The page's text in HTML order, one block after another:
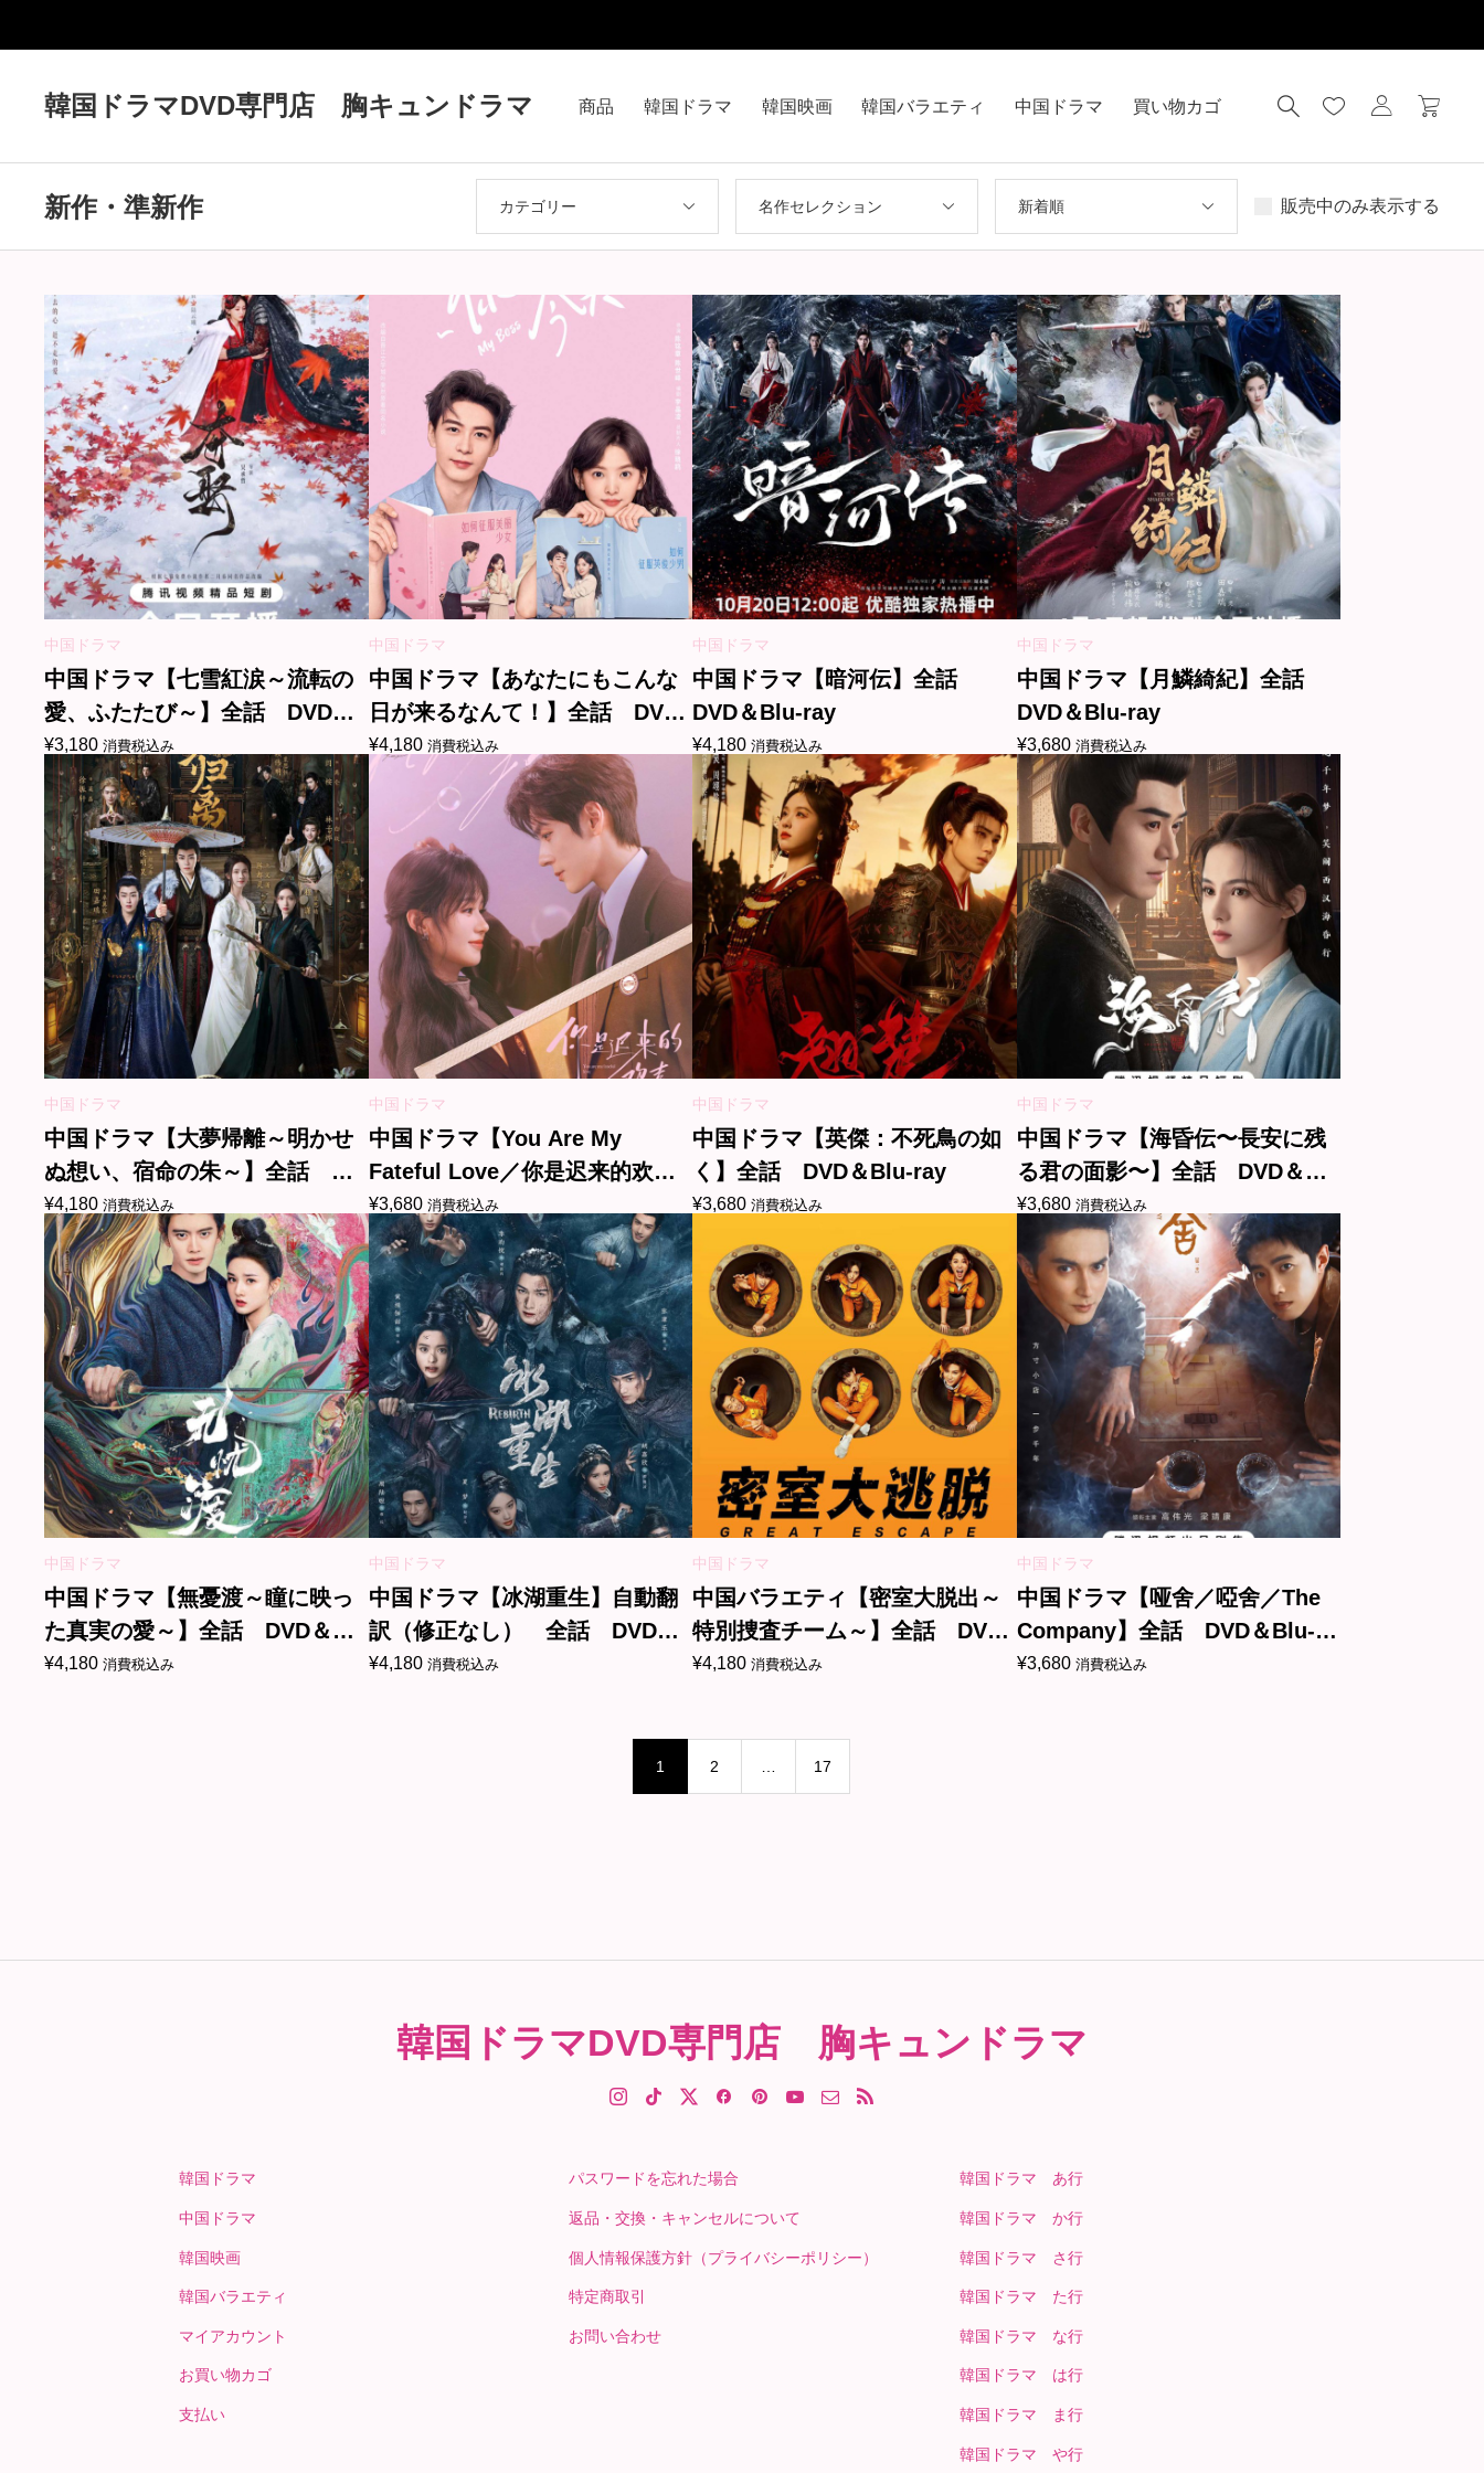
韓国ドラマDVD専門店 胸キュンドラマ 商品 韓国ドラマ 韓国映画 韓国バラエティ 中国ドラマ 買い物カゴ
新作・準新作 カテゴリー 名作セレクション 新着順 販売中のみ表示する
中国ドラマ
中国ドラマ【七雪紅涙～流転の
愛、ふたたび～】全話 DVD＆
Blu-ray
¥3,180 消費税込み
中国ドラマ
中国ドラマ【あなたにもこんな
日が来るなんて！】全話 DVD
＆Blu-ray
¥4,180 消費税込み
中国ドラマ
中国ドラマ【暗河伝】全話
DVD＆Blu-ray
¥4,180 消費税込み
中国ドラマ
中国ドラマ【月鱗綺紀】全話
DVD＆Blu-ray
¥3,680 消費税込み
中国ドラマ
中国ドラマ【大夢帰離～明かせ
ぬ想い、宿命の朱～】全話
DVD＆Blu-ray
¥4,180 消費税込み
中国ドラマ
中国ドラマ【You Are My
Fateful Love／你是迟来的欢
喜】自動翻訳（修正なし） 全
話 DVD＆Blu-ray
¥3,680 消費税込み
中国ドラマ
中国ドラマ【英傑：不死鳥の如
く】全話 DVD＆Blu-ray
¥3,680 消費税込み
中国ドラマ
中国ドラマ【海昏伝〜長安に残
る君の面影〜】全話 DVD＆
Blu-ray
¥3,680 消費税込み
中国ドラマ
中国ドラマ【無憂渡～瞳に映っ
た真実の愛～】全話 DVD＆
Blu-ray
¥4,180 消費税込み
中国ドラマ
中国ドラマ【冰湖重生】自動翻
訳（修正なし） 全話 DVD＆
Blu-ray
¥4,180 消費税込み
中国ドラマ
中国バラエティ【密室大脱出～
特別捜査チーム～】全話 DVD
＆Blu-ray
¥4,180 消費税込み
中国ドラマ
中国ドラマ【哑舍／啞舍／The
Company】全話 DVD＆Blu-
ray
¥3,680 消費税込み
1 2 … 17
韓国ドラマDVD専門店 胸キュンドラマ
韓国ドラマ
中国ドラマ
韓国映画
韓国バラエティ
マイアカウント
お買い物カゴ
支払い
パスワードを忘れた場合
返品・交換・キャンセルについて
個人情報保護方針（プライバシーポリシー）
特定商取引
お問い合わせ
韓国ドラマ あ行
韓国ドラマ か行
韓国ドラマ さ行
韓国ドラマ た行
韓国ドラマ な行
韓国ドラマ は行
韓国ドラマ ま行
韓国ドラマ や行